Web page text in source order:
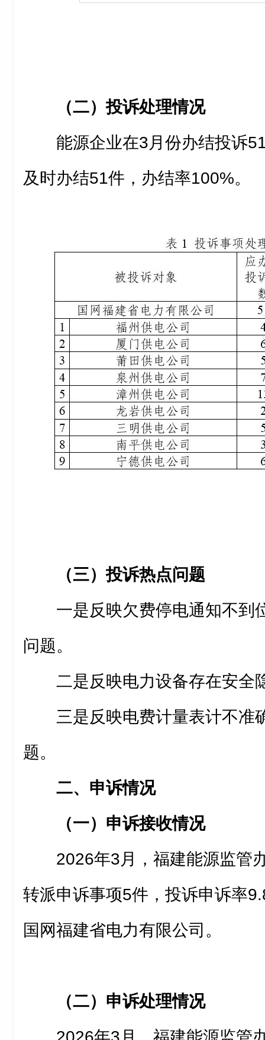
（二）投诉处理情况
能源企业在3月份办结投诉
及时办结51件，办结率100%。
（三）投诉热点问题
一是反映欠费停电通知不到
问题。
二是反映电力设备存在安全
三是反映电费计量表计不准
题。
二、申诉情况
（一）申诉接收情况
2026年3月，福建能源监管
转派申诉事项5件，投诉申诉率
国网福建省电力有限公司。
（二）申诉处理情况